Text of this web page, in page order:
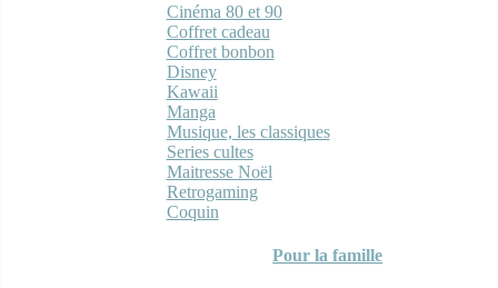
Cinéma 80 et 90
Coffret cadeau
Coffret bonbon
Disney
Kawaii
Manga
Musique, les classiques
Series cultes
Maitresse Noël
Retrogaming
Coquin
Pour la famille